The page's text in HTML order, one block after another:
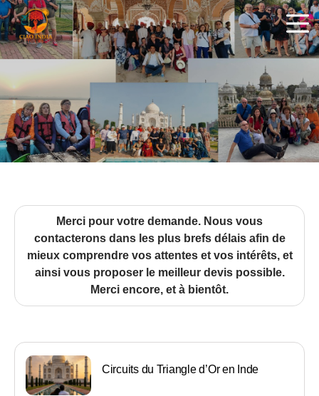
ciaoindiatours
Merci pour votre demande. Nous vous
contacterons dans les plus brefs délais afin de
mieux comprendre vos attentes et vos intérêts, et
ainsi vous proposer le meilleur devis possible.
Merci encore, et à bientôt.
Circuits du Triangle d’Or en Inde